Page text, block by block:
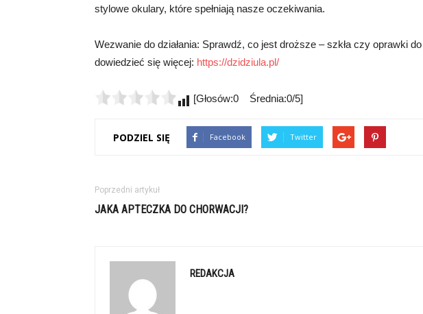
stylowe okulary, które spełniają nasze oczekiwania.
Wezwanie do działania: Sprawdź, co jest droższe – szkła czy oprawki
dowiedzieć się więcej: https://dzidziula.pl/
[Głosów:0 Średnia:0/5]
PODZIEL SIĘ Facebook Twitter
Poprzedni artykuł
JAKA APTECZKA DO CHORWACJI?
REDAKCJA